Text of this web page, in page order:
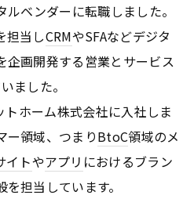
ベンダーに転職しました。
担当しCRMやSFAなどデジタ
企画開発する営業とサービス
ました。
ホーム株式会社に入社しま
ー領域、つまりBtoC領域のメ
イトやアプリ におけるブラン
担当しています。